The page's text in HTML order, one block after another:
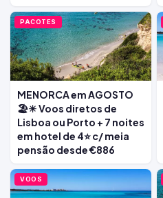
PACOTES
MENORCA em AGOSTO
🏖️☀ Voos diretos de
Lisboa ou Porto + 7 noites
em hotel de 4⭐ c/ meia
pensão desde €886
VOOS